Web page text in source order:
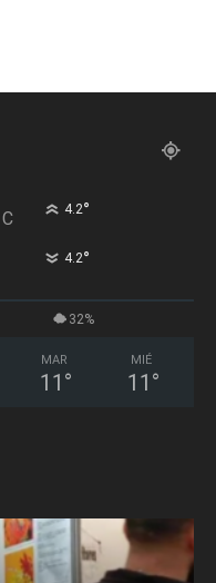
C 4.2°
4.2°
32%
MAR
11 °
MIÉ
11 °